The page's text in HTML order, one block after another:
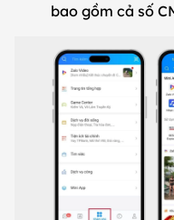
bao gồm cả số